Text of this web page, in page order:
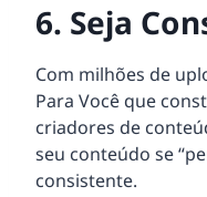
6. Seja
Com milhões de
Para Você que
criadores de
seu conteúdo se
consistente.